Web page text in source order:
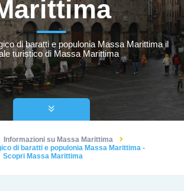
di baratti e populonia Massa Marittima il
turistico di Massa Marittima
Informazioni su Massa Marittima
di baratti e populonia Massa Marittima -
Scopri Massa Marittima